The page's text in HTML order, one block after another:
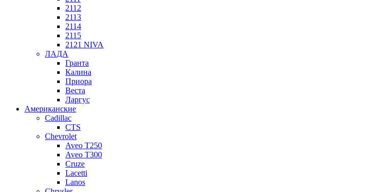
2112
2113
2114
2115
2121 NIVA
ЛАДА
Гранта
Калина
Приора
Веста
Ларгус
Американские
Cadillac
CTS
Chevrolet
Aveo Т250
Aveo T300
Cruze
Lacetti
Lanos